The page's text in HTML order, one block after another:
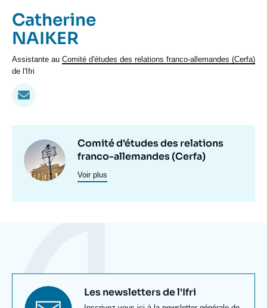
Prénom
de
l'expert
Catherine
Nom
de
l'expert
NAIKER
Intitulé
du
poste
Assistante au Comité d'études des relations franco-allemandes (Cerfa)
de l'Ifri
programmes
Image
principale
Comité d'études des relations
franco-allemandes (Cerfa)
Voir plus
Titre
newsletter
Les newsletters de l'Ifri